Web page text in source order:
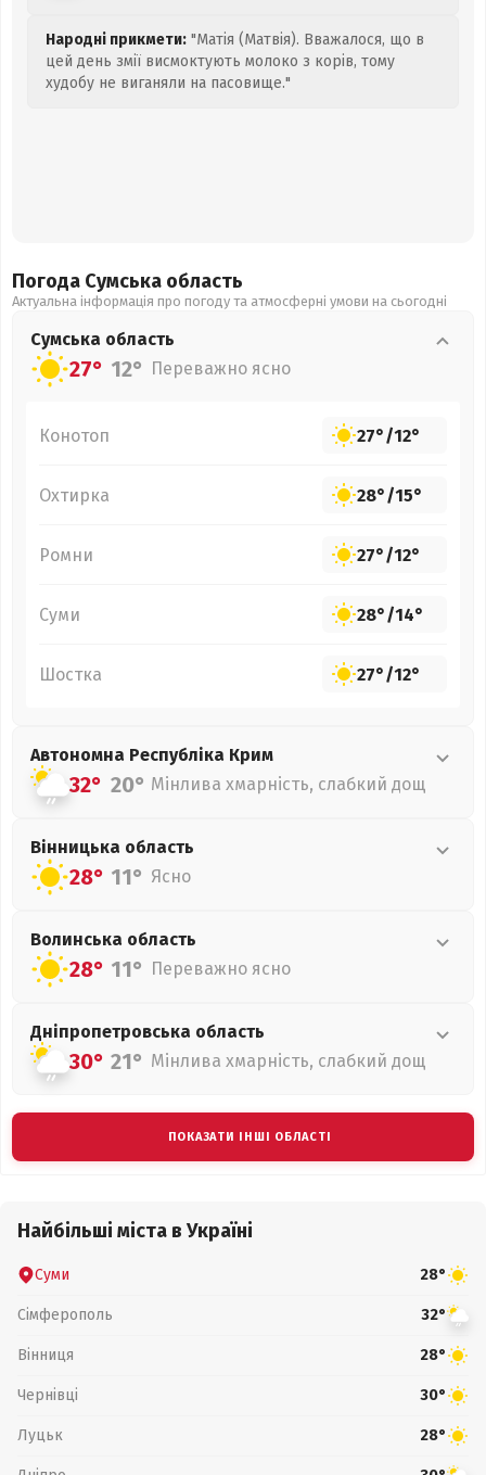
Народні прикмети: "Матія (Матвія). Вважалося, що в
цей день змії висмоктують молоко з корів, тому
худобу не виганяли на пасовище."
Погода Сумська область
Актуальна інформація про погоду та атмосферні умови на сьогодні
Сумська область
27° 12° Переважно ясно
Конотоп 27°/12°
Охтирка 28°/15°
Ромни 27°/12°
Суми 28°/14°
Шостка 27°/12°
Автономна Республіка Крим
32° 20° Мінлива хмарність, слабкий дощ
Вінницька область
28° 11° Ясно
Волинська область
28° 11° Переважно ясно
Дніпропетровська область
30° 21° Мінлива хмарність, слабкий дощ
ПОКАЗАТИ ІНШІ ОБЛАСТІ
Найбільші міста в Україні
Суми 28°
Сімферополь 32°
Вінниця 28°
Чернівці 30°
Луцьк 28°